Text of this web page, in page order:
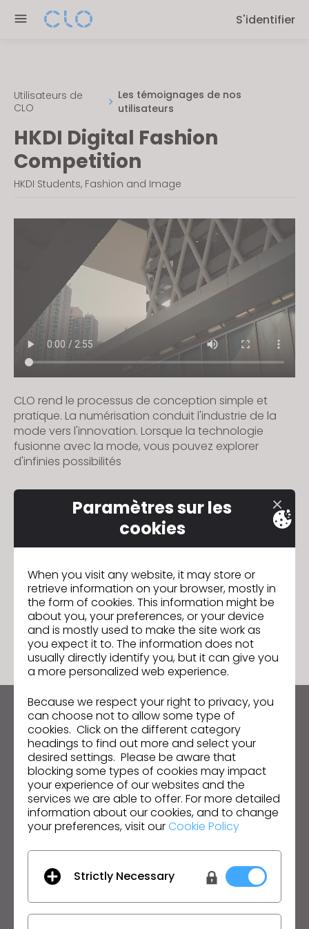
note:
accessibility
system.
S'identifier
Utilisateurs de
CLO
Les témoignages de nos
utilisateurs
HKDI Digital Fashion
Competition
HKDI Students, Fashion and Image
CLO rend le processus de conception simple et
pratique. La numérisation conduit l'industrie de la
mode vers l'innovation. Lorsque la technologie
fusionne avec la mode, vous pouvez explorer
d'infinies possibilités
Précédent Falconeri
Suivant Deniz Textile (Group Baltali)
ACCÉDER À LA LISTE
Restez informé des actualités de CLO
Découvrez les nouveautés, les promotions, les
ressources et bien plus encore.
Adresse mail
J'accepteles conditions générales d'utilisation ,les conditions
supplémentaires de CLOetla politique de confidentialité
Produit Solution
Paramètres sur les
cookies
When you visit any website, it may store or
retrieve information on your browser, mostly in
the form of cookies. This information might be
about you, your preferences, or your device
and is mostly used to make the site work as
you expect it to. The information does not
usually directly identify you, but it can give you
a more personalized web experience.
Because we respect your right to privacy, you
can choose not to allow some type of
cookies. Click on the different category
headings to find out more and select your
desired settings. Please be aware that
blocking some types of cookies may impact
your experience of our websites and the
services we are able to offer. For more detailed
information about our cookies, and to change
your preferences, visit ourCookie Policy
Strictly Necessary